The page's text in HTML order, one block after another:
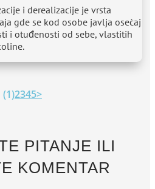
i derealizacije je vrsta
gde se kod osobe javlja osećaj
i otuđenosti od sebe, vlastitih
(1)2345>
PITANJE ILI
KOMENTAR